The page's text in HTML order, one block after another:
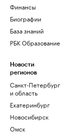
Финансы
Биографии
База знаний
РБК Образование
Новости
регионов
Санкт-Петербург
и область
Екатеринбург
Новосибирск
Омск